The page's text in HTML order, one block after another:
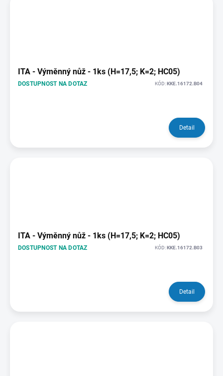
ITA - Výměnný nůž - 1ks (H=17,5; K=2; HC05)
DOSTUPNOST NA DOTAZ KÓD:KKE.16172.B04
Detail
ITA - Výměnný nůž - 1ks (H=17,5; K=2; HC05)
DOSTUPNOST NA DOTAZ KÓD:KKE.16172.B03
Detail